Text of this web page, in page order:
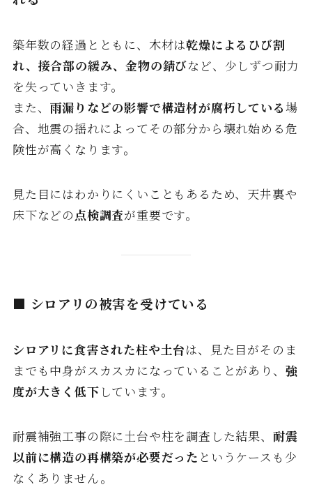
築年数の経過とともに、木材は乾燥によるひび割
れ、接合部の緩み、金物の錆びなど、少しずつ耐力
を失っていきます。
また、 雨漏りなどの影響で構造材が腐朽している 場
合、地震の揺れによってその部分から壊れ始める危
険性が高くなります。
見た目にはわかりにくいこともあるため、天井裏や
床下などの 点検調査が重要です。
■ シロアリの被害を受けている
シロアリに食害された柱や土台は、見た目がそのま
までも中身がスカスカになっていることがあり、 強
度が大きく低下 しています。
耐震補強工事の際に土台や柱を調査した結果、 耐震
以前に構造の再構築が必要だった というケースも少
なくありません。